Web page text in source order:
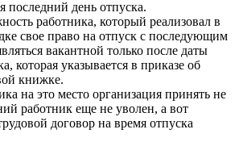
последний день отпуска.
работника, который реализовал в
свое право на отпуск с последующим
вакантной только после даты
которая указывается в приказе об
книжке.
на это место организация принять не
работник еще не уволен, а вот
договор на время отпуска